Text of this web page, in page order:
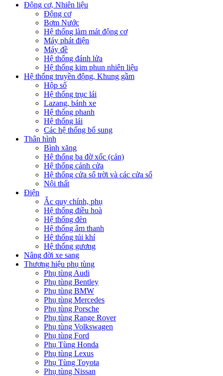
Động cơ, Nhiên liệu
Động cơ
Bơm Nước
Hệ thống làm mát động cơ
Máy phát điện
Máy đề
Hệ thống đánh lửa
Hệ thống kim phun nhiên liệu
Hệ thống truyền động, Khung gầm
Hộp số
Hệ thống trục lái
Lazang, bánh xe
Hệ thống phanh
Hệ thống lái
Các hệ thống bổ sung
Thân hình
Bình xăng
Hệ thống ba đờ xốc (cản)
Hệ thống cánh cửa
Hệ thống cửa sổ trời và các cửa sổ
Nội thất
Điện
Ắc quy chính, phụ
Hệ thống điều hoà
Hệ thống đèn
Hệ thống âm thanh
Hệ thống túi khí
Hệ thống gương
Nâng đời xe sang
Thương hiệu phụ tùng
Phụ tùng Audi
Phụ tùng Bentley
Phụ tùng BMW
Phụ tùng Mercedes
Phụ tùng Porsche
Phụ tùng Range Rover
Phụ tùng Volkswagen
Phụ tùng Ford
Phụ Tùng Honda
Phụ tùng Lexus
Phụ Tùng Toyota
Phụ tùng Nissan